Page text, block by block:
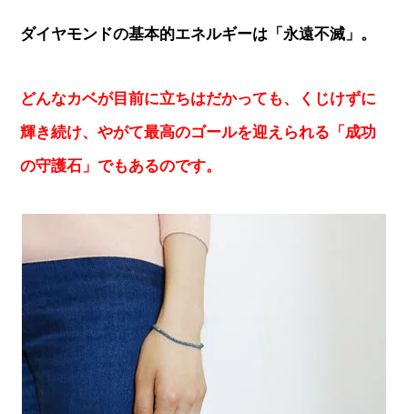
ダイヤモンドの基本的エネルギーは「永遠不滅」。
どんなカベが目前に立ちはだかっても、くじけずに
輝き続け、やがて最高のゴールを迎えられる「成功
の守護石」でもあるのです。